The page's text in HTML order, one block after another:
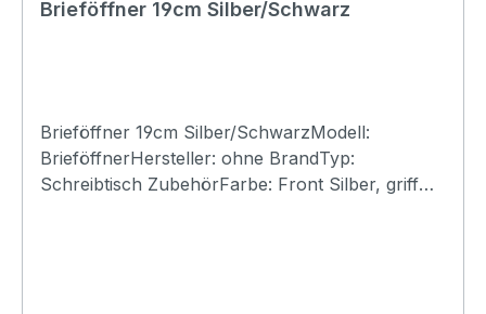
Brieföffner 19cm Silber/Schwarz
Brieföffner 19cm Silber/SchwarzModell:
BrieföffnerHersteller: ohne BrandTyp:
Schreibtisch ZubehörFarbe: Front Silber, griff